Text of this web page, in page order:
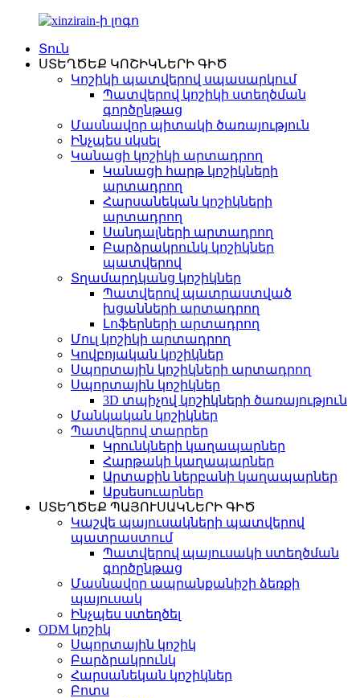
Տուն
ՍՏԵՂԾԵՔ ԿՈՇԻԿՆԵՐԻ ԳԻԾ
Կոշիկի պատվերով սպասարկում
Պատվերով կոշիկի ստեղծման
գործընթաց
Մասնավոր պիտակի ծառայություն
Ինչպես սկսել
Կանացի կոշիկի արտադրող
Կանացի հարթ կոշիկների
արտադրող
Հարսանեկան կոշիկների
արտադրող
Սանդալների արտադրող
Բարձրակրունկ կոշիկներ
պատվերով
Տղամարդկանց կոշիկներ
Պատվերով պատրաստված
խցանների արտադրող
Լոֆերների արտադրող
Մուլ կոշիկի արտադրող
Կովբոյական կոշիկներ
Սպորտային կոշիկների արտադրող
Սպորտային կոշիկներ
3D տպիչով կոշիկների ծառայություն
Մանկական կոշիկներ
Պատվերով տարրեր
Կրունկների կաղապարներ
Հարթակի կաղապարներ
Արտաքին ներբանի կաղապարներ
Աքսեսուարներ
ՍՏԵՂԾԵՔ ՊԱՅՈՒՍԱԿՆԵՐԻ ԳԻԾ
Կաշվե պայուսակների պատվերով
պատրաստում
Պատվերով պայուսակի ստեղծման
գործընթաց
Մասնավոր ապրանքանիշի ձեռքի
պայուսակ
Ինչպես ստեղծել
ODM կոշիկ
Սպորտային կոշիկ
Բարձրակրունկ
Հարսանեկան կոշիկներ
Բոտս